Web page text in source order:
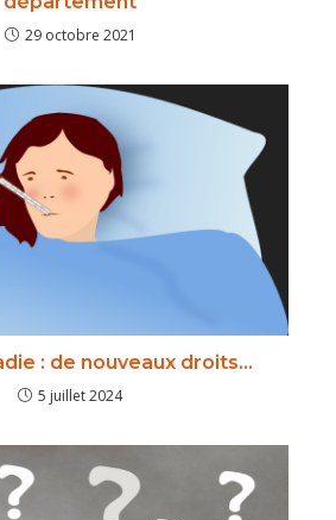
29 octobre 2021
: de nouveaux droits…
5 juillet 2024